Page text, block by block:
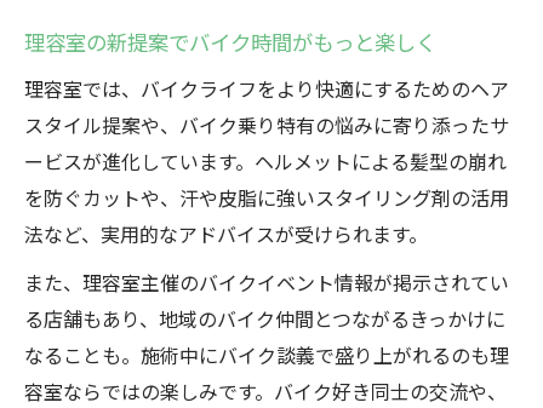
理容室の新提案でバイク時間がもっと楽しく
理容室では、バイクライフをより快適にするためのヘア
スタイル提案や、バイク乗り特有の悩みに寄り添ったサ
ービスが進化しています。ヘルメットによる髪型の崩れ
を防ぐカットや、汗や皮脂に強いスタイリング剤の活用
法など、実用的なアドバイスが受けられます。
また、理容室主催のバイクイベント情報が掲示されてい
る店舗もあり、地域のバイク仲間とつながるきっかけに
なることも。施術中にバイク談義で盛り上がれるのも理
容室ならではの楽しみです。バイク好き同士の交流や、